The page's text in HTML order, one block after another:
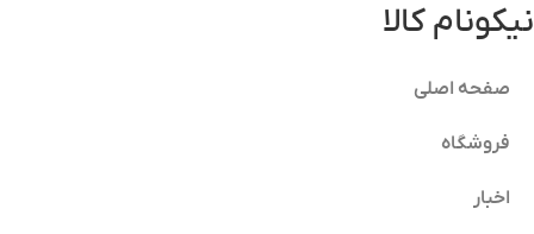
نیکونام کالا
صفحه اصلی
فروشگاه
اخبار